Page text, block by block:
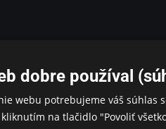
dobre používal
webu potrebujeme váš súhlas
na tlačidlo "Povoliť